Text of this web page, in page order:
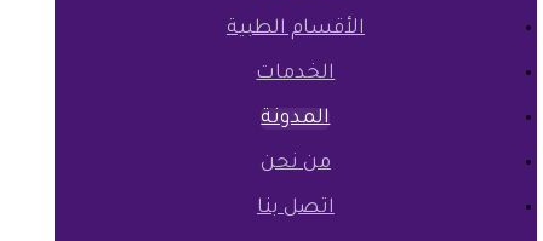
الأقسام الطبية
الخدمات
المدونة
من نحن
اتصل بنا